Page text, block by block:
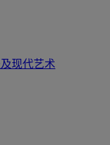
现代艺术